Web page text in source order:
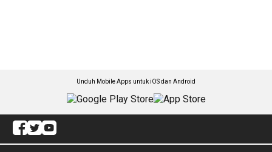
Unduh Mobile Apps untuk iOS dan Android